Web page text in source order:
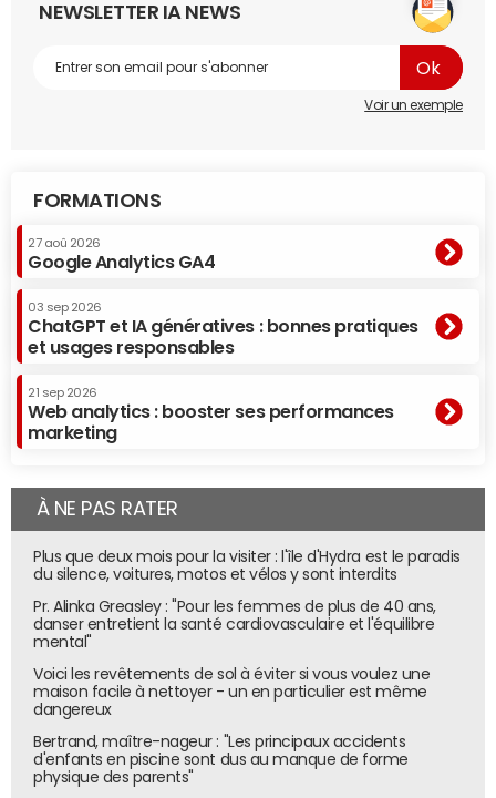
NEWSLETTER IA NEWS
Voir un exemple
FORMATIONS
27 aoû 2026
Google Analytics GA4
03 sep 2026
ChatGPT et IA génératives : bonnes pratiques
et usages responsables
21 sep 2026
Web analytics : booster ses performances
marketing
À NE PAS RATER
Plus que deux mois pour la visiter : l'île d'Hydra est le paradis
du silence, voitures, motos et vélos y sont interdits
Pr. Alinka Greasley : "Pour les femmes de plus de 40 ans,
danser entretient la santé cardiovasculaire et l'équilibre
mental"
Voici les revêtements de sol à éviter si vous voulez une
maison facile à nettoyer - un en particulier est même
dangereux
Bertrand, maître-nageur : "Les principaux accidents
d'enfants en piscine sont dus au manque de forme
physique des parents"